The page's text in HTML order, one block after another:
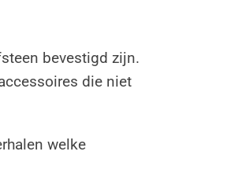
bevestigd zijn.
die niet
welke